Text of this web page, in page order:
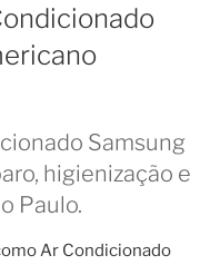
Samsung
higienização e
Paulo.
Ar Condicionado